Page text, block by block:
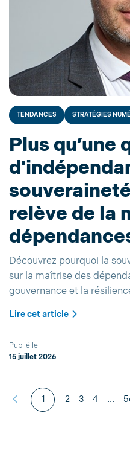
TENDANCES STRATÉGIES
Plus qu’une
relève de la
Découvrez pourquoi la
sur la maîtrise des
gouvernance et la
Lire cet article
Publié le
15 juillet 2026
1 2 3 4 ...